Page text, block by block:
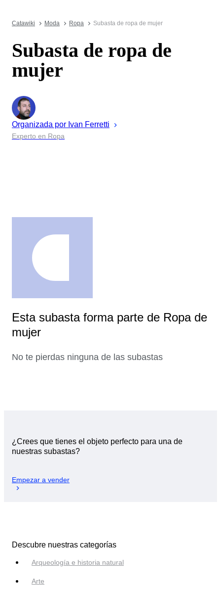
Catawiki Moda Ropa Subasta de ropa de mujer
Subasta de ropa de
mujer
Organizada por Ivan Ferretti
Experto en Ropa
Esta subasta forma parte de Ropa de
mujer
No te pierdas ninguna de las subastas
¿Crees que tienes el objeto perfecto para una de
nuestras subastas?
Empezar a vender
Descubre nuestras categorías
Arqueología e historia natural
Arte